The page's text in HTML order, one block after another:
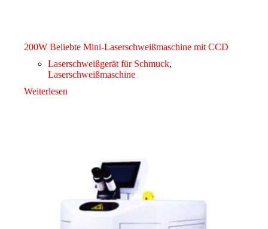
200W Beliebte Mini-Laserschweißmaschine mit CCD
Laserschweißgerät für Schmuck,
Laserschweißmaschine
Weiterlesen